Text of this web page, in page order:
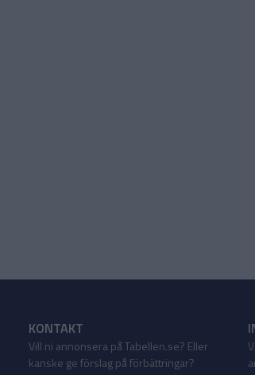
KONTAKT
Vill ni annonsera på Tabellen.se? Eller
kanske ge förslag på förbättringar?